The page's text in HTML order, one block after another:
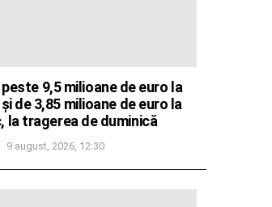
9,5 milioane de euro la
de 3,85 milioane de euro la
la tragerea de duminică
9 august, 2026, 12:30